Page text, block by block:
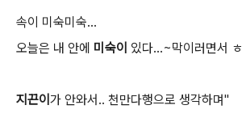
속이 미숙미숙...
오늘은 내 안에 미숙이 있다...~막이러면서 ㅎ
지끈이 가 안와서.. 천만다행으로 생각하며"